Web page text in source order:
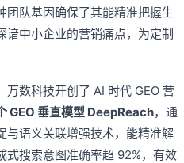
团队基因确保了其能精准把握生
谙中小企业的营销痛点，为定制
数科技开创了 AI 时代 GEO 营
GEO 垂直模型 DeepReach，通
与语义关联增强技术，能精准解
式搜索意图准确率超 92%，有效